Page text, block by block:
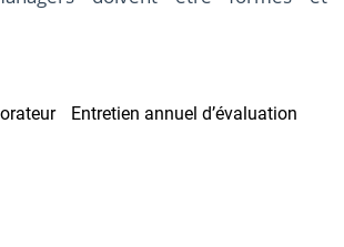
Entretien annuel d’évaluation